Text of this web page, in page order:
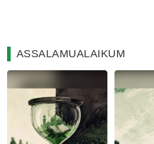
ASSALAMUALAIKUM